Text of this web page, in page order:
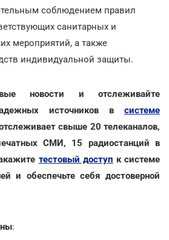
соблюдением правил
санитарных и
мероприятий, а также
индивидуальной защиты.
новости и отслеживайте
источников в системе
свыше 20 телеканалов,
СМИ, 15 радиостанций в
тестовый доступ к системе
и обеспечьте себя достоверной
: